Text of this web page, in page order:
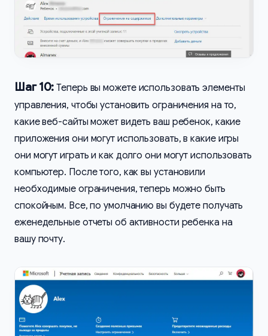
Шаг 10:Теперь вы можете использовать элементы
управления, чтобы установить ограничения на то,
какие веб-сайты может видеть ваш ребенок, какие
приложения они могут использовать, в какие игры
они могут играть и как долго они могут использовать
компьютер. После того, как вы установили
необходимые ограничения, теперь можно быть
спокойным. Все, по умолчанию вы будете получать
еженедельные отчеты об активности ребенка на
вашу почту.